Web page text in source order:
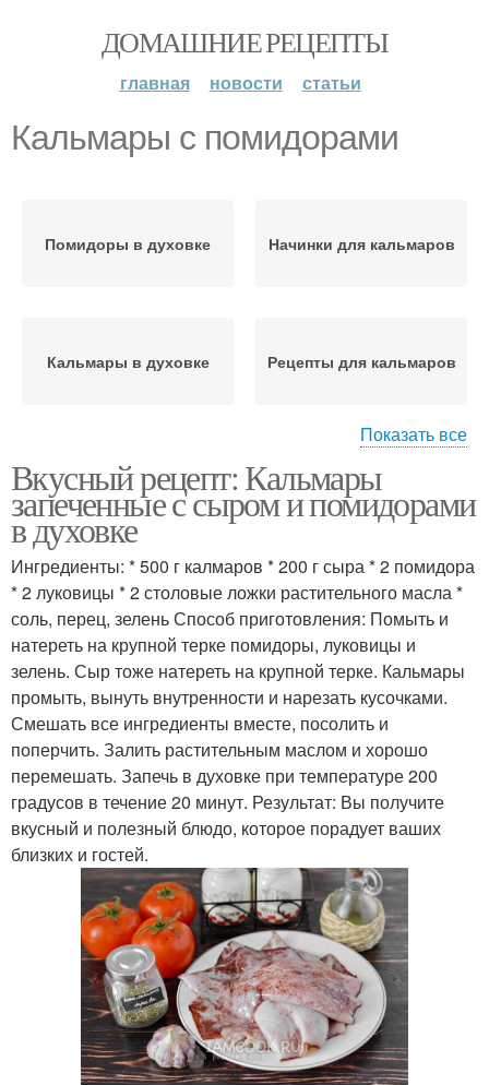
ДОМАШНИЕ РЕЦЕПТЫ
главная новости статьи
Кальмары с помидорами
Помидоры в духовке Начинки для кальмаров
Кальмары в духовке Рецепты для кальмаров
Кальмары с
апельсином
Кальмары с ананасом
Фаршированные
кальмары
Показать все
Вкусный рецепт: Кальмары
запеченные с сыром и помидорами
в духовке
Ингредиенты: * 500 г калмаров * 200 г сыра * 2 помидора
* 2 луковицы * 2 столовые ложки растительного масла *
соль, перец, зелень Способ приготовления: Помыть и
натереть на крупной терке помидоры, луковицы и
зелень. Сыр тоже натереть на крупной терке. Кальмары
промыть, вынуть внутренности и нарезать кусочками.
Смешать все ингредиенты вместе, посолить и
поперчить. Залить растительным маслом и хорошо
перемешать. Запечь в духовке при температуре 200
градусов в течение 20 минут. Результат: Вы получите
вкусный и полезный блюдо, которое порадует ваших
близких и гостей.